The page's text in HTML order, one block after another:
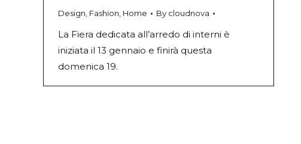
Design Fashion Home By cloudnova
La Fiera dedicata all’arredo di interni è
iniziata il 13 gennaio e finirà questa
domenica 19.